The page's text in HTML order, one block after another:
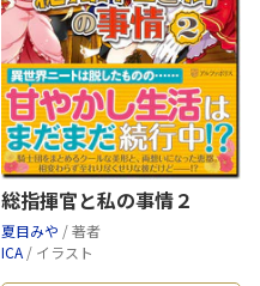
総指揮官と私の事情２
夏目みや / 著者
ICA / イラスト